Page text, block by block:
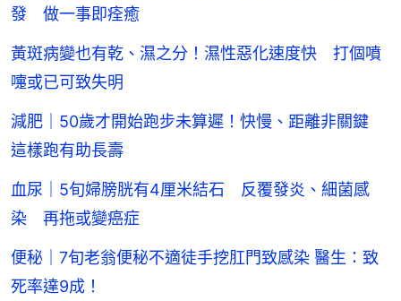
發 做一事即痊癒
黃斑病變也有乾、濕之分！濕性惡化速度快 打個噴
嚏或已可致失明
減肥｜50歲才開始跑步未算遲！快慢、距離非關鍵
這樣跑有助長壽
血尿｜5旬婦膀胱有4厘米結石 反覆發炎、細菌感
染 再拖或變癌症
便秘｜7旬老翁便秘不適徒手挖肛門致感染 醫生：致
死率達9成！